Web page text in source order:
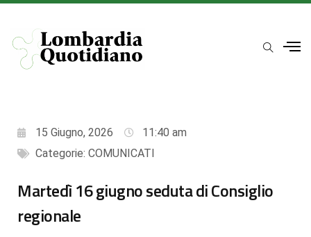
15 Giugno, 2026
11:40 am
Categorie: COMUNICATI
Martedì 16 giugno seduta di Consiglio
regionale